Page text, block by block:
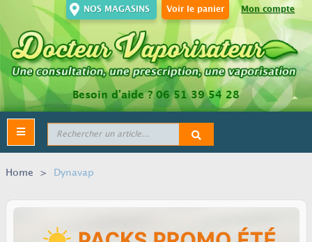
Mon compte
Voir le panier
NOS MAGASINS
Besoin d’aide ?06 51 39 54 28
Toggle
navigation
Home > Dynavap